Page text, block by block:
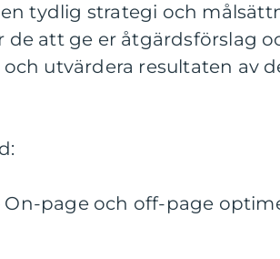
tydlig strategi och
de att ge er åtgärdsförslag
utvärdera resultaten av
On-page och off-page